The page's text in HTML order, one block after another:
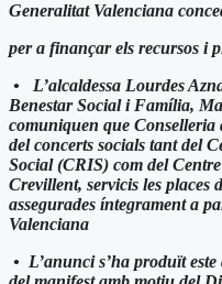
Generalitat Valenciana
per a finançar els recursos i
• L’alcaldessa Lourdes
Benestar Social i Família,
comuniquen que Conselleria
del concerts socials tant del
Social (CRIS) com del
Crevillent, servicis les places
assegurades íntegrament a
Valenciana
• L’anunci s’ha produït este